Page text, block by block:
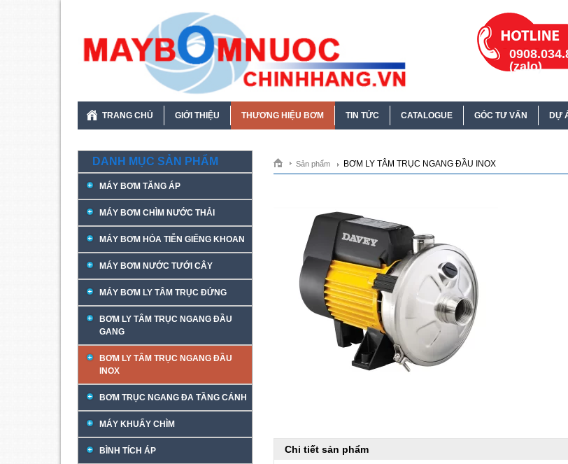
(zalo)
TRANG CHỦ GIỚI THIỆU THƯƠNG HIỆU BƠM TIN TỨC CATALOGUE GÓC TƯ VẤN DỰ
DANH MỤC SẢN PHẨM
MÁY BƠM TĂNG ÁP
MÁY BƠM CHÌM NƯỚC THẢI
MÁY BƠM HỎA TIỄN GIẾNG KHOAN
MÁY BƠM NƯỚC TƯỚI CÂY
MÁY BƠM LY TÂM TRỤC ĐỨNG
BƠM LY TÂM TRỤC NGANG ĐẦU
GANG
BƠM LY TÂM TRỤC NGANG ĐẦU
INOX
BƠM TRỤC NGANG ĐA TẦNG CÁNH
MÁY KHUẤY CHÌM
BÌNH TÍCH ÁP
Sản phẩm BƠM LY TÂM TRỤC NGANG ĐẦU INOX
Chi tiết sản phẩm